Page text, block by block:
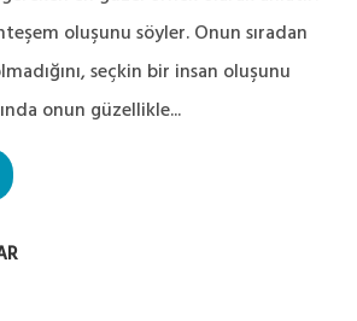
oluşunu söyler. Onun sıradan
seçkin bir insan oluşunu
onun güzellikle...